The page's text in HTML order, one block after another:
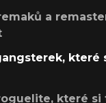
a
které
které si